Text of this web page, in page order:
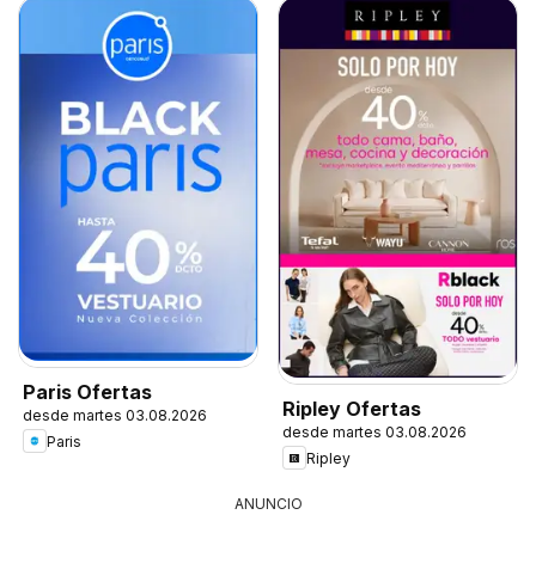
Paris Ofertas
desde martes 03.08.2026
Paris
Ripley Ofertas
desde martes 03.08.2026
Ripley
ANUNCIO